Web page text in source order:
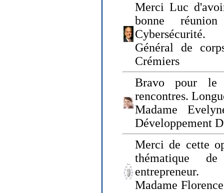
Merci Luc
bonne
Cybersécurité.
Général de
Crémiers
Bravo pour le
rencontres.
Madame
Développement
Merci de cette
thématique
entrepreneur.
Madame